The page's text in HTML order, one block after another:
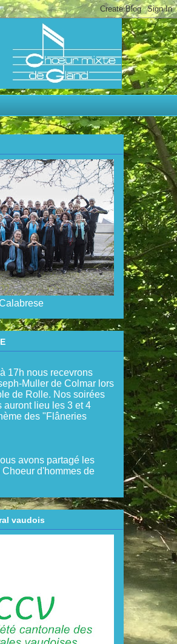
17h nous recevrons
Muller de Colmar lors
de Rolle. Nos soirées
auront lieu les 3 et 4
des "Flâneries
avons partagé les
d'hommes de
vaudois